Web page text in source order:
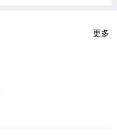
更多